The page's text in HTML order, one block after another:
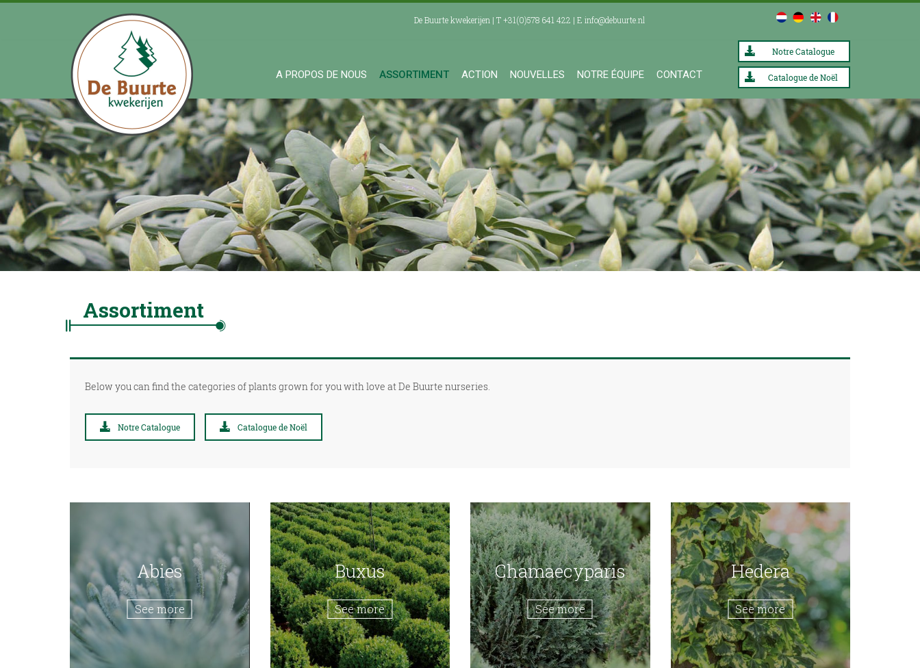
De Buurte kwekerijen | T +31(0)578 641 422 | E info@debuurte.nl
Notre Catalogue
Catalogue de Noël
A PROPOS DE NOUS ASSORTIMENT ACTION NOUVELLES NOTRE ÉQUIPE CONTACT
Assortiment
Below you can find the categories of plants grown for you with love at De Buurte nurseries.
Notre Catalogue Catalogue de Noël
Abies
See more
Buxus
See more
Chamaecyparis
See more
Hedera
See more